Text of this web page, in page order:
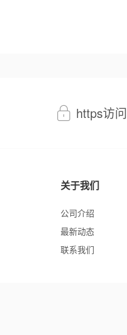
https访问
关于我们
公司介绍
最新动态
联系我们